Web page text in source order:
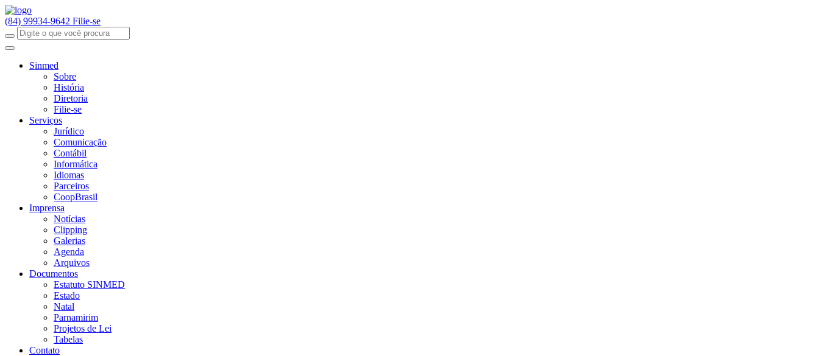
(84) 99934-9642 Filie-se
Sinmed
Sobre
História
Diretoria
Filie-se
Serviços
Jurídico
Comunicação
Contábil
Informática
Idiomas
Parceiros
CoopBrasil
Imprensa
Notícias
Clipping
Galerias
Agenda
Arquivos
Documentos
Estatuto SINMED
Estado
Natal
Parnamirim
Projetos de Lei
Tabelas
Contato